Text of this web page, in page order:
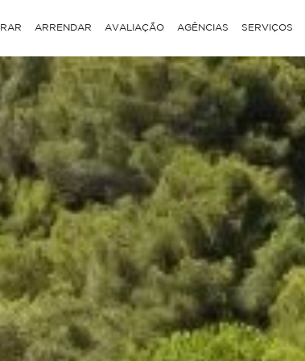
ARRENDAR AVALIAÇÃO AGÊNCIAS SERVIÇOS